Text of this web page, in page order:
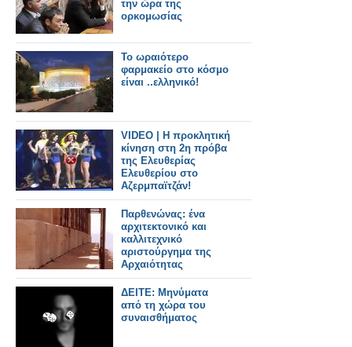
την ώρα της
ορκομωσίας
To ωραιότερο
φαρμακείο στο κόσμο
είναι ..ελληνικό!
VIDEO | Η προκλητική
κίνηση στη 2η πρόβα
της Ελευθερίας
Ελευθερίου στο
Αζερμπαϊτζάν!
Παρθενώνας: ένα
αρχιτεκτονικό και
καλλιτεχνικό
αριστούργημα της
Αρχαιότητας
ΔΕΙΤΕ: Μηνύματα
από τη χώρα του
συναισθήματος